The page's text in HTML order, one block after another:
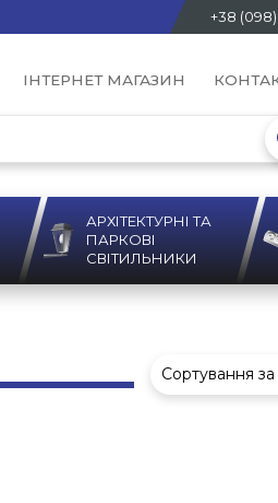
+38
ІНТЕРНЕТ МАГАЗИН
АРХІТЕКТУРНІ ТА
ПАРКОВІ
СВІТИЛЬНИКИ